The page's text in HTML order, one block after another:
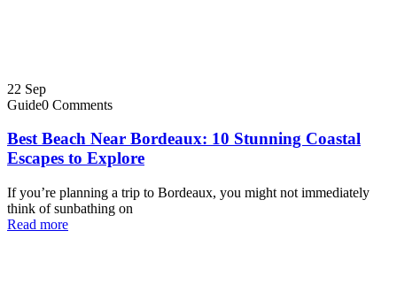
22 Sep
Guide0 Comments
Best Beach Near Bordeaux: 10 Stunning Coastal
Escapes to Explore
If you’re planning a trip to Bordeaux, you might not immediately
think of sunbathing on
Read more